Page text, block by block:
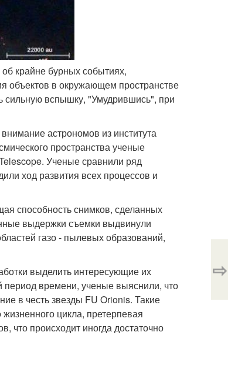
крайне бурных событиях,
объектов в окружающем пространстве
сильную вспышку, "Умудрившись", при
астрономов из института
пространства ученые
Ученые сравнили ряд
ход развития всех процессов и
способность снимков, сделанных
выдержки съемки выдвинули
газо - пылевых образований,
выделить интересующие их
времени, ученые выяснили, что
в честь звезды FU Orionis. Такие
цикла, претерпевая
что происходит иногда достаточно
⇨